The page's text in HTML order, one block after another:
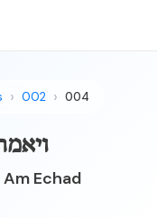
002 004
Am Echad